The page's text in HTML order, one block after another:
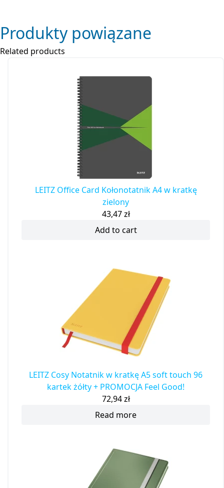
Produkty powiązane
Related products
LEITZ Office Card Kołonotatnik A4 w kratkę
zielony
43,47zł
Add to cart
LEITZ Cosy Notatnik w kratkę A5 soft touch 96
kartek żółty + PROMOCJA Feel Good!
72,94zł
Read more